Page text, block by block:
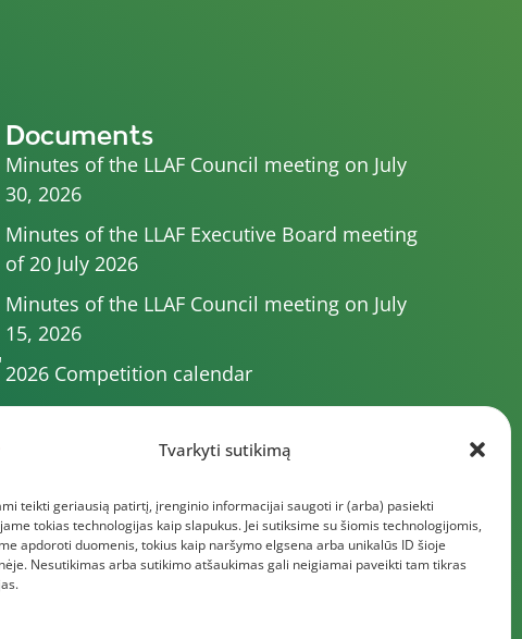
Tvarkyti sutikimą
teikti geriausią patirtį, įrenginio informacijai saugoti ir (arba) pasiekti
tokias technologijas kaip slapukus. Jei sutiksime su šiomis technologijomis,
apdoroti duomenis, tokius kaip naršymo elgsena arba unikalūs ID šioje
Nesutikimas arba sutikimo atšaukimas gali neigiamai paveikti tam tikras
Documents
Minutes of the LLAF Council meeting on July
30, 2026
Minutes of the LLAF Executive Board meeting
of 20 July 2026
Minutes of the LLAF Council meeting on July
15, 2026
2026 Competition calendar
Minutes of the LLAF Council meeting of 4 July
Committee of 1 July 2025
More documents